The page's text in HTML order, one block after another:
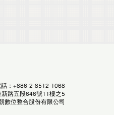
話：+886-2-8512-1068
路五段646號11樓之5
數位整合股份有限公司